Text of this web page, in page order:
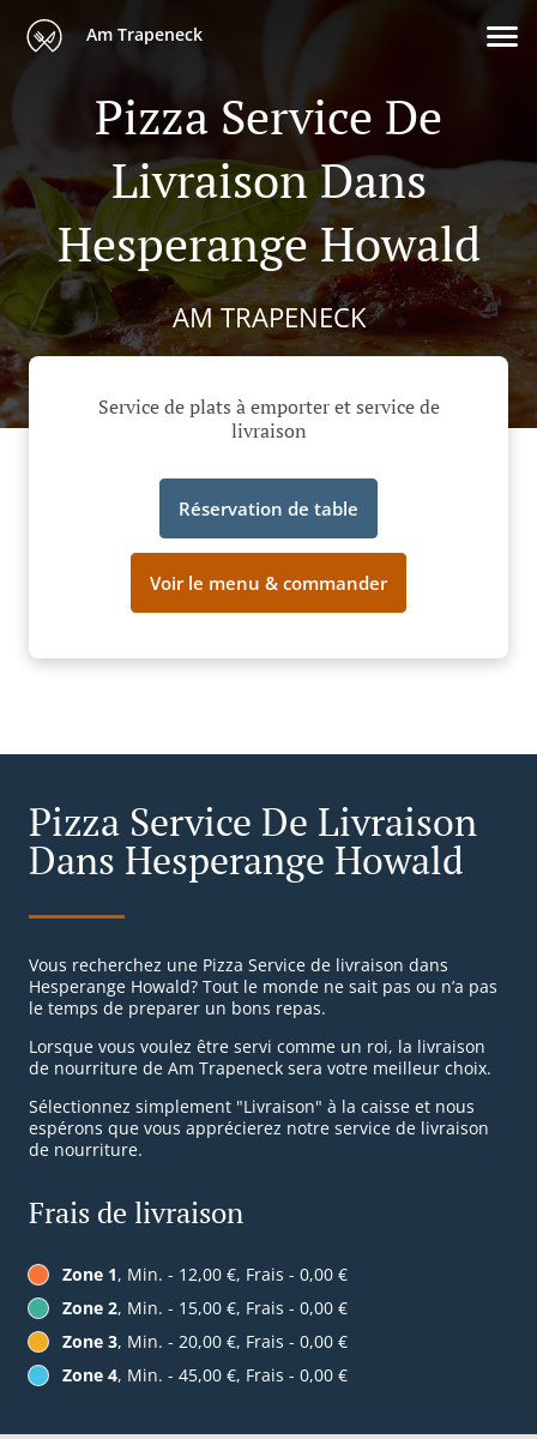
Am Trapeneck
Pizza Service De
Livraison Dans
Hesperange Howald
AM TRAPENECK
Service de plats à emporter et service de
livraison
Réservation de table
Voir le menu & commander
Pizza Service De Livraison
Dans Hesperange Howald
Vous recherchez une Pizza Service de livraison dans
Hesperange Howald? Tout le monde ne sait pas ou n’a pas
le temps de preparer un bons repas.
Lorsque vous voulez être servi comme un roi, la livraison
de nourriture de Am Trapeneck sera votre meilleur choix.
Sélectionnez simplement "Livraison" à la caisse et nous
espérons que vous apprécierez notre service de livraison
de nourriture.
Frais de livraison
Zone 1, Min. - 12,00 €, Frais - 0,00 €
Zone 2, Min. - 15,00 €, Frais - 0,00 €
Zone 3, Min. - 20,00 €, Frais - 0,00 €
Zone 4, Min. - 45,00 €, Frais - 0,00 €